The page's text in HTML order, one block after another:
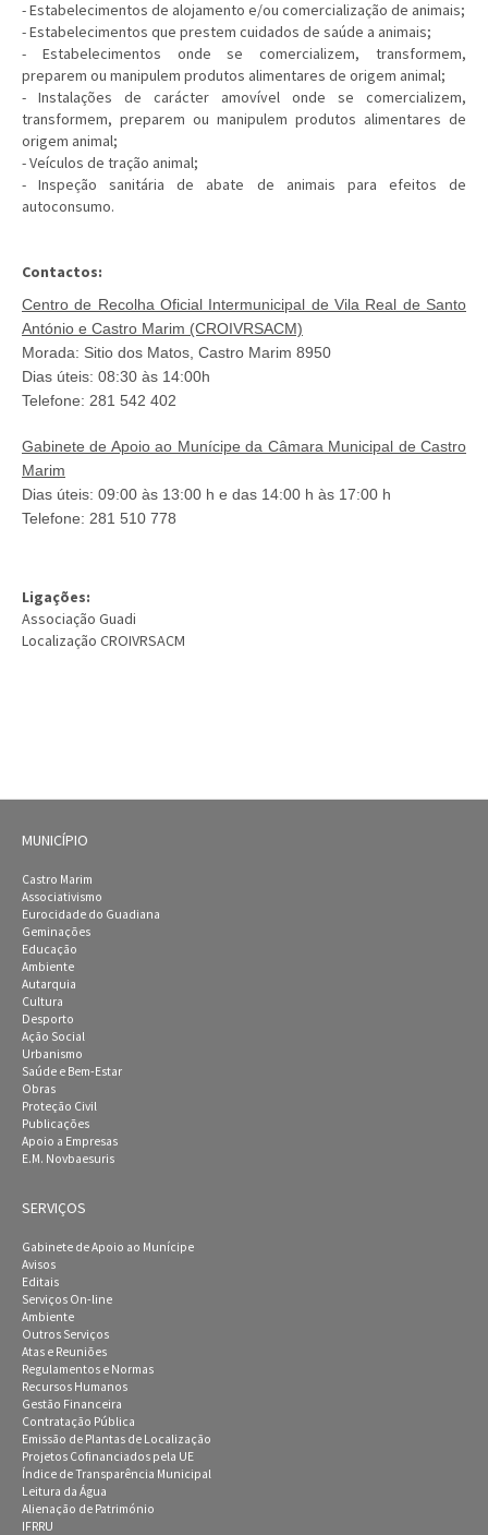
- Estabelecimentos de alojamento e/ou comercialização de animais;
- Estabelecimentos que prestem cuidados de saúde a animais;
- Estabelecimentos onde se comercializem, transformem,
preparem ou manipulem produtos alimentares de origem animal;
- Instalações de carácter amovível onde se comercializem,
transformem, preparem ou manipulem produtos alimentares de
origem animal;
- Veículos de tração animal;
- Inspeção sanitária de abate de animais para efeitos de
autoconsumo.
Contactos:
Centro de Recolha Oficial Intermunicipal de Vila Real de Santo
António e Castro Marim (CROIVRSACM)
Morada: Sitio dos Matos, Castro Marim 8950
Dias úteis: 08:30 às 14:00h
Telefone: 281 542 402
Gabinete de Apoio ao Munícipe da Câmara Municipal de Castro
Marim
Dias úteis: 09:00 às 13:00 h e das 14:00 h às 17:00 h
Telefone: 281 510 778
Ligações:
Associação Guadi
Localização CROIVRSACM
MUNICÍPIO
Castro Marim
Associativismo
Eurocidade do Guadiana
Geminações
Educação
Ambiente
Autarquia
Cultura
Desporto
Ação Social
Urbanismo
Saúde e Bem-Estar
Obras
Proteção Civil
Publicações
Apoio a Empresas
E.M. Novbaesuris
SERVIÇOS
Gabinete de Apoio ao Munícipe
Avisos
Editais
Serviços On-line
Ambiente
Outros Serviços
Atas e Reuniões
Regulamentos e Normas
Recursos Humanos
Gestão Financeira
Contratação Pública
Emissão de Plantas de Localização
Projetos Cofinanciados pela UE
Índice de Transparência Municipal
Leitura da Água
Alienação de Património
IFRRU